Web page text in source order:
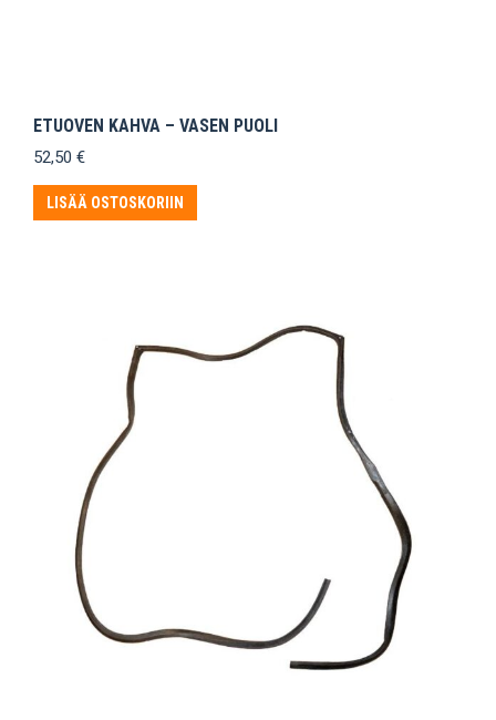
ETUOVEN KAHVA – VASEN PUOLI
52,50 €
LISÄÄ OSTOSKORIIN